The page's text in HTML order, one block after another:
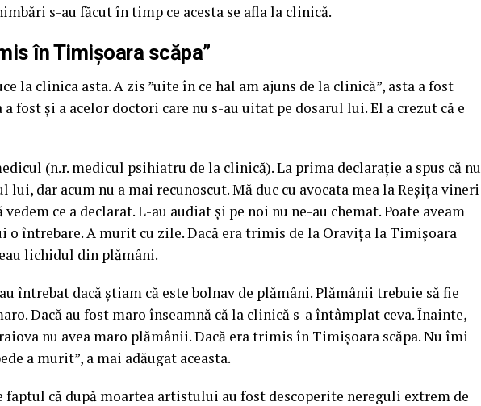
s-au făcut în timp ce acesta se afla la clinică.
în Timișoara scăpa”
la clinica asta. A zis ”uite în ce hal am ajuns de la clinică”, asta a fost
a fost și a acelor doctori care nu s-au uitat pe dosarul lui. El a crezut că e
(n.r. medicul psihiatru de la clinică). La prima declarație a spus că nu
lui, dar acum nu a mai recunoscut. Mă duc cu avocata mea la Reșița vineri
vedem ce a declarat. L-au audiat și pe noi nu ne-au chemat. Poate aveam
o întrebare. A murit cu zile. Dacă era trimis de la Oravița la Timișoara
lichidul din plămâni.
întrebat dacă știam că este bolnav de plămâni. Plămânii trebuie să fie
Dacă au fost maro înseamnă că la clinică s-a întâmplat ceva. Înainte,
nu avea maro plămânii. Dacă era trimis în Timișoara scăpa. Nu îmi
a murit”, a mai adăugat aceasta.
faptul că după moartea artistului au fost descoperite nereguli extrem de